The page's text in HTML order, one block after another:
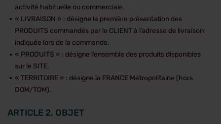
activité habituelle ou commerciale.
« LIVRAISON » : désigne la première présentation des
PRODUITS commandés par le CLIENT à l’adresse de livraison
indiquée lors de la commande.
« PRODUITS » : désigne l’ensemble des produits disponibles
sur le SITE.
« TERRITOIRE » : désigne la FRANCE Métropolitaine (hors
DOM/TOM).
ARTICLE 2. OBJET